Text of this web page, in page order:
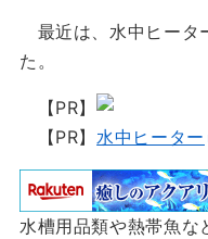
最近は、水中ヒータ
た。
【PR】
【PR】 水中ヒーター
水槽用品類や熱帯魚な